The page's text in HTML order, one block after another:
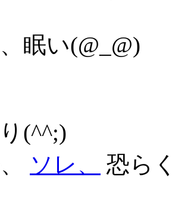
眠い(@_@)
(^^;)
ソレ、 恐ら